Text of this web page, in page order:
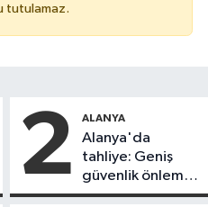
tutulamaz.
2 ALANYA
Alanya'da
tahliye: Geniş
güvenlik önlemi
alındı